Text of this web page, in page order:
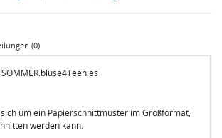
(0)
um ein Papierschnittmuster im Großformat,
werden kann.